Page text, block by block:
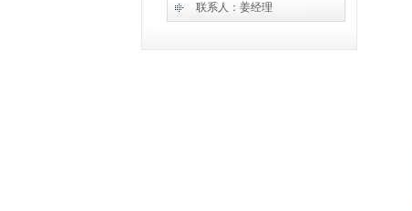
联系人：姜经理